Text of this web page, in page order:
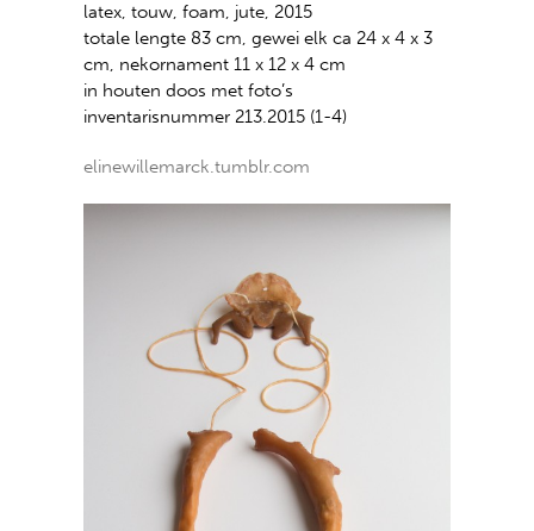
latex, touw, foam, jute, 2015
totale lengte 83 cm, gewei elk ca 24 x 4 x 3
cm, nekornament 11 x 12 x 4 cm
in houten doos met foto’s
inventarisnummer 213.2015 (1-4)
elinewillemarck.tumblr.com